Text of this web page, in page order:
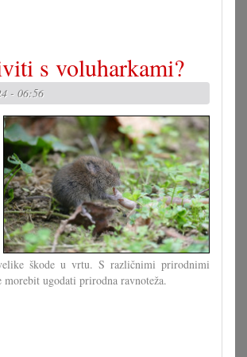
s voluharkami?
- 06:56
škode u vrtu. S različnimi prirodnimi
morebit ugodati prirodna ravnoteža.